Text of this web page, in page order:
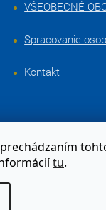
tu.
VŠEOBECNÉ
Spracovanie
Kontakt